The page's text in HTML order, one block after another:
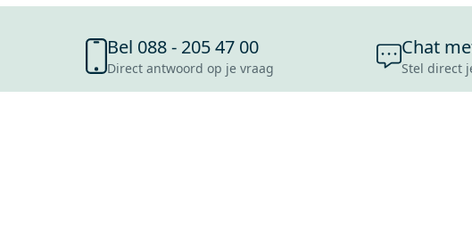
Bel 088 - 205 47 00
Direct antwoord op je vraag
Chat
Stel direct